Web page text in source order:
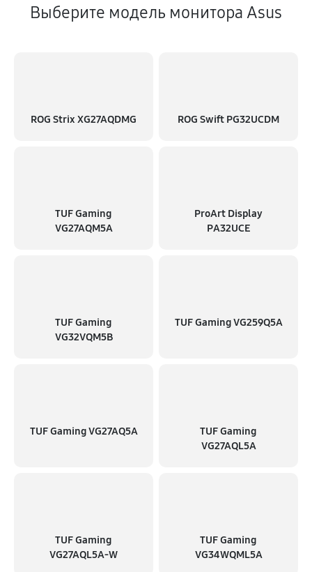
Выберите модель монитора Asus
ROG Strix XG27AQDMG ROG Swift PG32UCDM
TUF Gaming
VG27AQM5A
ProArt Display
PA32UCE
TUF Gaming
VG32VQM5B
TUF Gaming VG259Q5A
TUF Gaming VG27AQ5A
TUF Gaming
VG27AQL5A
TUF Gaming
VG27AQL5A-W
TUF Gaming
VG34WQML5A